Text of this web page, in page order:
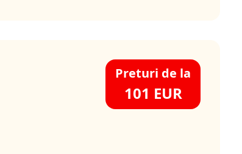
Preturi de la
101 EUR